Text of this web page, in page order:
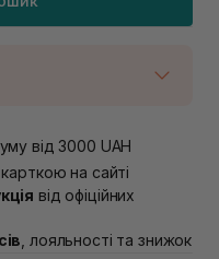
4
Підстригача, 1В
від 3000 UAH
на сайті
від офіційних
, лояльності та знижок